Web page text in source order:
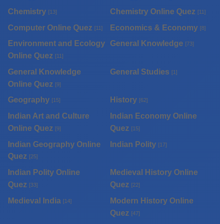
Chemistry [13] Chemistry Online Quez [11]
Computer Online Quez [11] Economics & Economy [8]
Environment and Ecology
Online Quez [11]
General Knowledge [73]
General Knowledge
Online Quez [9]
General Studies [1]
Geography [15] History [62]
Indian Art and Culture
Online Quez [9]
Indian Economy Online
Quez [15]
Indian Geography Online
Quez [25]
Indian Polity [17]
Indian Polity Online
Quez [33]
Medieval History Online
Quez [22]
Medieval India [14]
Modern History Online
Quez [47]